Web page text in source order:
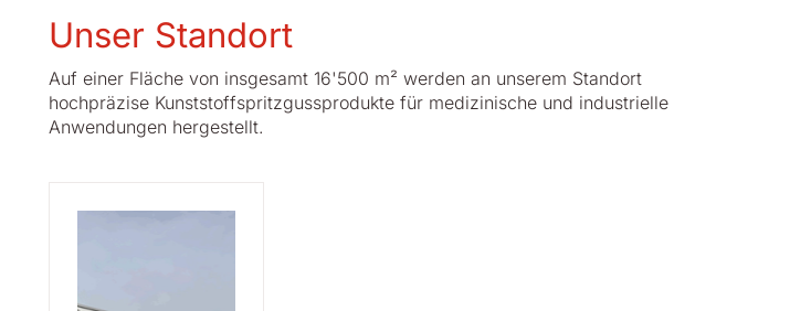
Unser Standort
Auf einer Fläche von insgesamt 16'500 m² werden an unserem Standort
hochpräzise Kunststoffspritzgussprodukte für medizinische und industrielle
Anwendungen hergestellt.